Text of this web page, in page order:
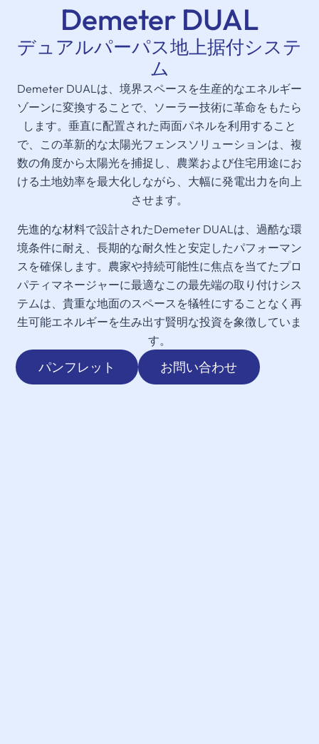
Demeter DUAL
デュアルパーパス地上据付システ
ム
Demeter DUALは、境界スペースを生産的なエネルギー
ゾーンに変換することで、ソーラー技術に革命をもたら
します。垂直に配置された両面パネルを利用すること
で、この革新的な太陽光フェンスソリューションは、複
数の角度から太陽光を捕捉し、農業および住宅用途にお
ける土地効率を最大化しながら、大幅に発電出力を向上
させます。
先進的な材料で設計されたDemeter DUALは、過酷な環
境条件に耐え、長期的な耐久性と安定したパフォーマン
スを確保します。農家や持続可能性に焦点を当てたプロ
パティマネージャーに最適なこの最先端の取り付けシス
テムは、貴重な地面のスペースを犠牲にすることなく再
生可能エネルギーを生み出す賢明な投資を象徴していま
す。
パンフレット お問い合わせ